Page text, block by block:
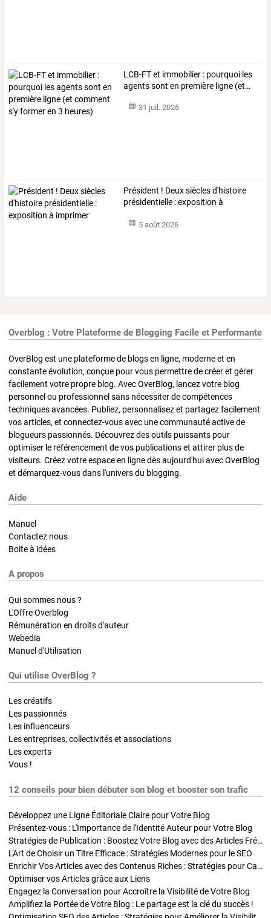
LCB-FTet immobilier : pourquoi les
agentssont en première ligne (et…
31 juil. 2026
Président ! Deux siècles d'histoire
présidentielle : exposition à
5 août 2026
Overblog : Votre Plateforme de Blogging Facile et Performante
OverBlog est une plateforme de blogs en ligne, moderne et en
constante évolution, conçue pour vous permettre de créer et gérer
facilement votre propre blog. Avec OverBlog, lancez votre blog
personnel ou professionnel sans nécessiter de compétences
techniques avancées. Publiez, personnalisez et partagez facilement
vos articles, et connectez-vous avec une communauté active de
blogueurs passionnés. Découvrez des outils puissants pour
optimiser le référencement de vos publications et attirer plus de
visiteurs. Créez votre espace en ligne dès aujourd'hui avec OverBlog
et démarquez-vous dans l'univers du blogging.
Aide
Manuel
Contactez nous
Boite à idées
A propos
Qui sommes nous ?
L'Offre Overblog
Rémunération en droits d'auteur
Webedia
Manuel d'Utilisation
Qui utilise OverBlog ?
Les créatifs
Les passionnés
Les influenceurs
Les entreprises, collectivités et associations
Les experts
Vous !
12 conseils pour bien débuter son blog et booster son trafic
Développez une Ligne Éditoriale Claire pour Votre Blog
Présentez-vous : L'Importance de l'Identité Auteur pour Votre Blog
Stratégies de Publication : Boostez Votre Blog avec des Articles Fréquents et Exclusifs
L'Art de Choisir un Titre Efficace : Stratégies Modernes pour le SEO
Enrichir Vos Articles avec des Contenus Riches : Stratégies pour Captiver et Optimiser
Optimiser vos Articles grâce aux Liens
Engagez la Conversation pour Accroître la Visibilité de Votre Blog
Amplifiez la Portée de Votre Blog : Le partage est la clé du succès !